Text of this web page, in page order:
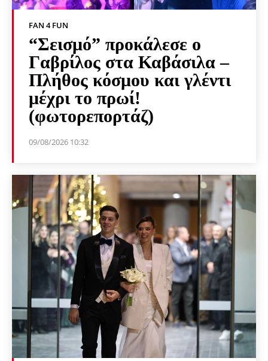
FAN 4 FUN
“Σεισμό” προκάλεσε ο
Γαβρίλος στα Καβάσιλα –
Πλήθος κόσμου και γλέντι
μέχρι το πρωί!
(φωτορεπορτάζ)
09/08/2026 10:32